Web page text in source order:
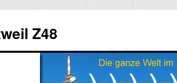
Z48